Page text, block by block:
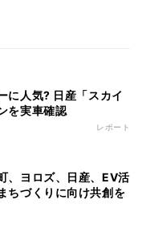
に人気? 日産「スカイ
を実車確認
レポート
、ヨロズ、日産、EV活
ちづくりに向け共創を